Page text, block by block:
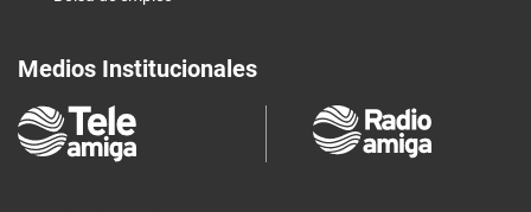
Medios Institucionales